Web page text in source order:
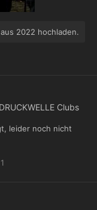
2022 hochladen.
DRUCKWELLE Clubs
leider noch nicht
1